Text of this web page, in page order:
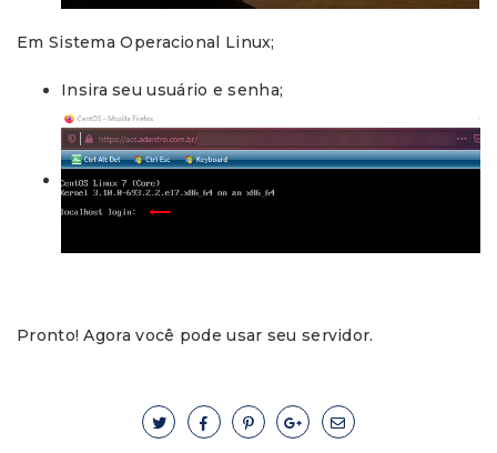
Em Sistema Operacional Linux;
Insira seu usuário e senha;
Pronto! Agora você pode usar seu servidor.